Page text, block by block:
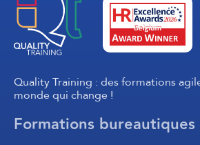
Quality Training : des formations
monde qui change !
Formations bureautiques